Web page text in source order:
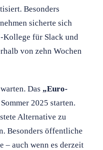
Besonders
sicherte sich
Kollege für Slack und
von zehn Wochen
Das „Euro-
2025 starten.
Alternative zu
Besonders öffentliche
– auch wenn es derzeit